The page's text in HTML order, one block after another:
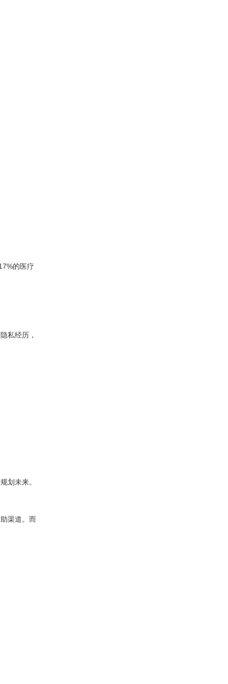
的医疗
私经历，
划未来。
渠道。而